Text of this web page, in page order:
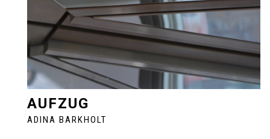
AUFZUG
ADINA BARKHOLT